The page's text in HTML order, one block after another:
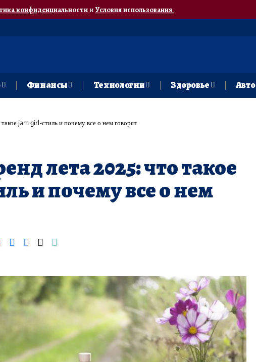
конфиденциальностии Условия использования.
Финансы Технологии Здоровье Авто
jam girl-стиль и почему все о нем говорят
лета 2025: что такое
и почему все о нем